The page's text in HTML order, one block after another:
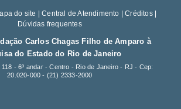
do site |Central de Atendimento |Créditos|
Dúvidas frequentes
Carlos Chagas Filho de Amparo à
do Estado do Rio de Janeiro
- 6º andar - Centro - Rio de Janeiro - RJ - Cep:
20.020-000 - (21) 2333-2000